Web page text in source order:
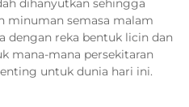
dihanyutkan sehingga
minuman semasa malam
dengan reka bentuk licin dan
mana-mana persekitaran
untuk dunia hari ini.